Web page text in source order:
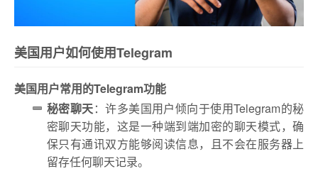
美国用户如何使用Telegram
美国用户常用的Telegram功能
秘密聊天：许多美国用户倾向于使用Telegram的秘
密聊天功能，这是一种端到端加密的聊天模式，确
保只有通讯双方能够阅读信息，且不会在服务器上
留存任何聊天记录。